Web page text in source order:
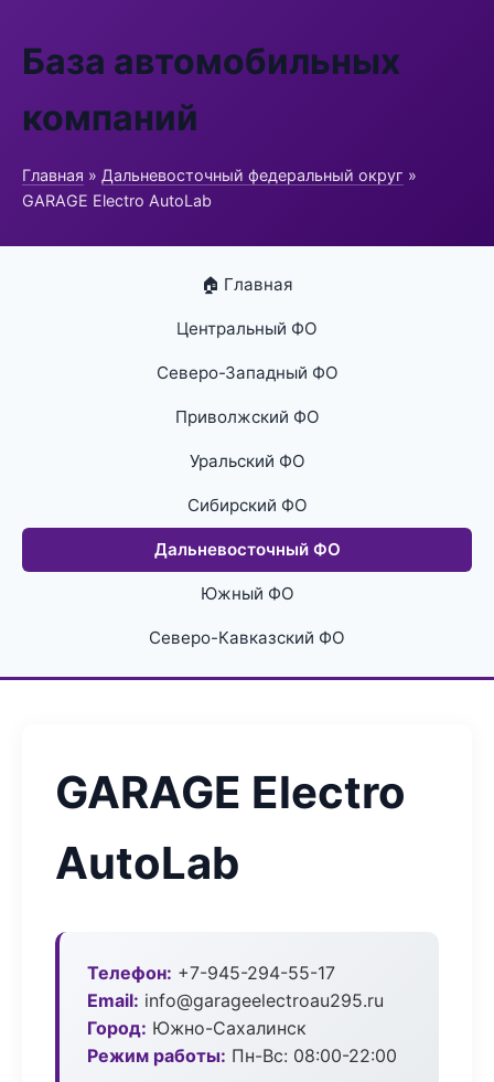
База автомобильных
компаний
Главная » Дальневосточный федеральный округ »
GARAGE Electro AutoLab
🏠 Главная
Центральный ФО
Северо-Западный ФО
Приволжский ФО
Уральский ФО
Сибирский ФО
Дальневосточный ФО
Южный ФО
Северо-Кавказский ФО
GARAGE Electro
AutoLab
Телефон: +7-945-294-55-17
Email: info@garageelectroau295.ru
Город: Южно-Сахалинск
Режим работы: Пн-Вс: 08:00-22:00